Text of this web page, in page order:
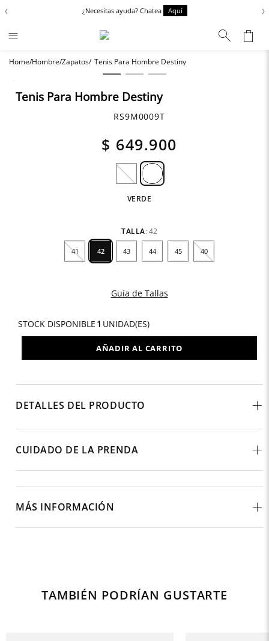
‹ ¿Necesitas ayuda? Chatea Aquí ›
Hombre Zapatos Tenis Para Hombre Destiny
Tenis Para Hombre Destiny
RS9M0009T
$ 649.900
VERDE
TALLA: 42
40
41 42 43 44 45
Guía de Tallas
STOCK DISPONIBLE 1 UNIDAD(ES)
AÑADIR AL CARRITO
DETALLES DEL PRODUCTO
CUIDADO DE LA PRENDA
MÁS INFORMACIÓN
TAMBIÉN PODRÍAN GUSTARTE
Términos más buscados